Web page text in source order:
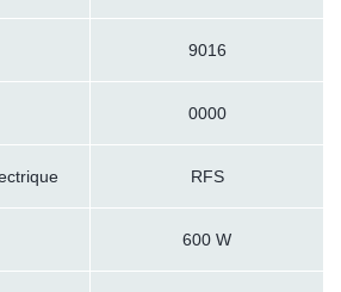
9016
0000
RFS
600 W